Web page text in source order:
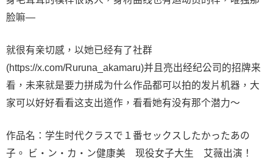
脸嘛—
就很有亲切感，以她已经有了社群
(https://x.com/Ruruna_akamaru)并且亮出经纪公司的招牌来
看，未来就是要力拼成为什么作品都可以拍的发片机器，大
家可以好好看看这支出道作，看看她有没有那个潜力～
作品名：学生时代クラスで１番セックスしたかったあの
子。 ビ・ン・カ・ン健康美 现役女子大生 艾薇出演！